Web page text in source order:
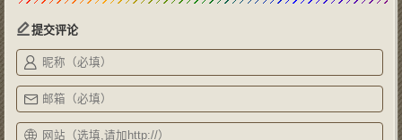
提交评论